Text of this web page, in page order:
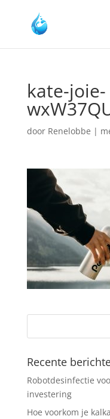
kate-joie-
door Renelobbe |
Recente
Robotdesinfectie
investering
Hoe voorkom je